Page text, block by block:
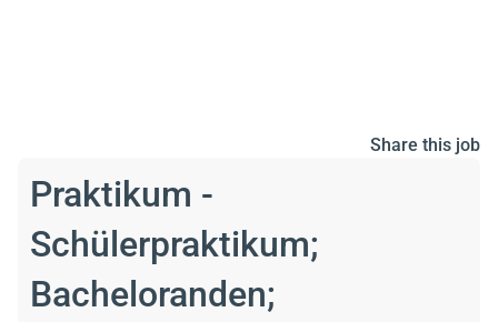
Share this job
Praktikum -
Schülerpraktikum;
Bacheloranden;